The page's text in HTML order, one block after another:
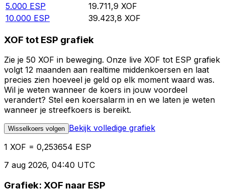
5.000 ESP 19.711,9 XOF
10.000 ESP 39.423,8 XOF
XOF tot ESP grafiek
Zie je 50 XOF in beweging. Onze live XOF tot ESP grafiek
volgt 12 maanden aan realtime middenkoersen en laat
precies zien hoeveel je geld op elk moment waard was.
Wil je weten wanneer de koers in jouw voordeel
verandert? Stel een koersalarm in en we laten je weten
wanneer je streefkoers is bereikt.
Wisselkoers volgen Bekijk volledige grafiek
1 XOF = 0,253654 ESP
7 aug 2026, 04:40 UTC
Grafiek: XOF naar ESP